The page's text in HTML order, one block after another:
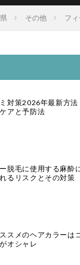
その他 フ
対策2026年最新方法
アと予防法
脱毛に使用する麻酔
るリスクとその対策
スメのヘアカラーは
オシャレ